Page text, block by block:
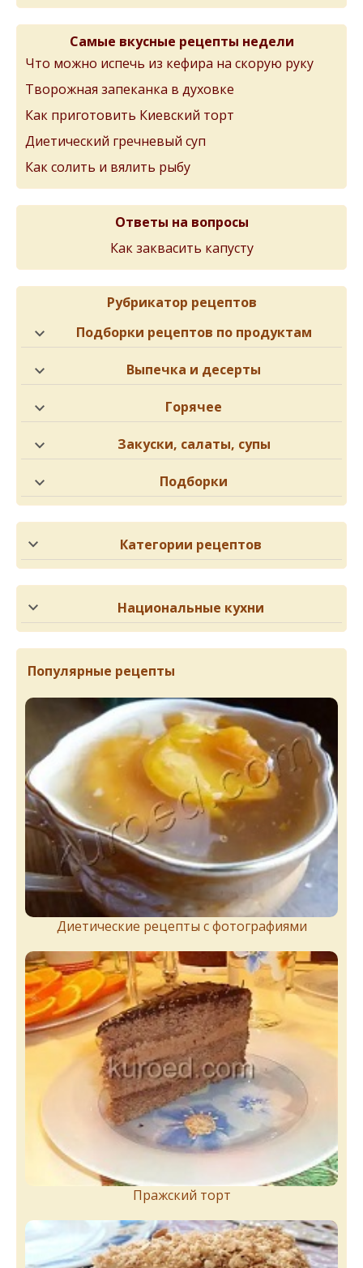
Самые вкусные рецепты недели
Что можно испечь из кефира на скорую руку
Творожная запеканка в духовке
Как приготовить Киевский торт
Диетический гречневый суп
Как солить и вялить рыбу
Ответы на вопросы
Как заквасить капусту
Рубрикатор рецептов
Подборки рецептов по продуктам
Выпечка и десерты
Горячее
Закуски, салаты, супы
Подборки
Категории рецептов
Национальные кухни
Популярные рецепты
Диетические рецепты с фотографиями
Пражский торт